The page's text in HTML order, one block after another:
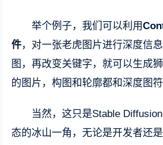
举个例子，我们可以利用
件，对一张老虎图片进行深度信
图，再改变关键字，就可以生成
的图片，构图和轮廓都和深度图符
当然，这只是Stable
态的冰山一角，无论是开发者还